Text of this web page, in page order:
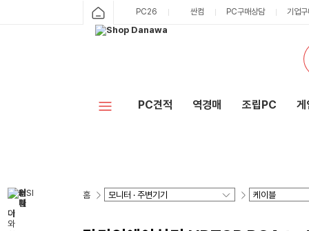
PC26 싼컴 PC구매상담 기업
PC견적 역경매 조립PC 게
홈